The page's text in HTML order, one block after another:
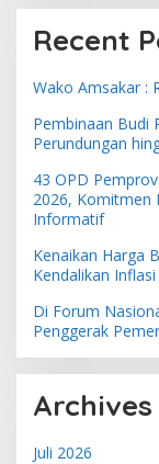
Recent
Wako Amsakar :
Pembinaan Budi
Perundungan
43 OPD
2026, Komitmen
Informatif
Kenaikan Harga
Kendalikan
Di Forum
Penggerak
Archives
Juli 2026